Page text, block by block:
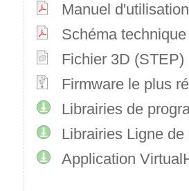
Manuel
Schéma technique
Fichier 3D (STEP)
Firmware le plus
Librairies de
Librairies Ligne
Application